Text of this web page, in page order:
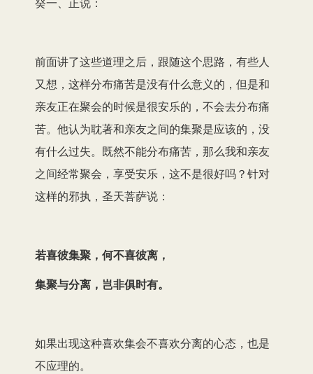
前面讲了这些道理之后，跟随这个思路，有些人
又想，这样分布痛苦是没有什么意义的，但是和
亲友正在聚会的时候是很安乐的，不会去分布痛
苦。他认为耽著和亲友之间的集聚是应该的，没
有什么过失。既然不能分布痛苦，那么我和亲友
之间经常聚会，享受安乐，这不是很好吗？针对
这样的邪执，圣天菩萨说：
若喜彼集聚，何不喜彼离，
集聚与分离，岂非俱时有。
如果出现这种喜欢集会不喜欢分离的心态，也是
不应理的。